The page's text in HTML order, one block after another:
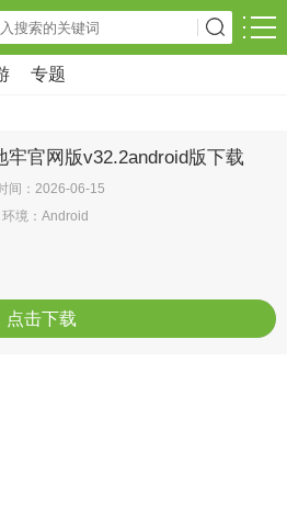
专题
牢官网版v32.2android版下载
间：2026-06-15
境：Android
点击下载